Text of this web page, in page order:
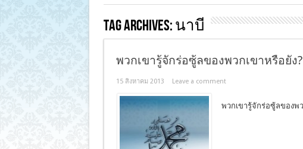
Tag Archives:นาบี
พวกเขารู้จักร่อซู้ลของพวกเขาหรือยัง?
15 สิงหาคม 2013 Leave a comment